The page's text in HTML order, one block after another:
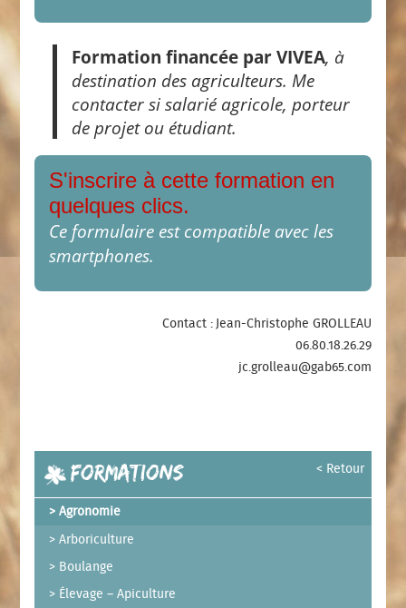
Formation financée par VIVEA, à
destination des agriculteurs. Me
contacter si salarié agricole, porteur
de projet ou étudiant.
S'inscrire à cette formation en
quelques clics.
Ce formulaire est compatible avec les
smartphones.
Contact : Jean-Christophe GROLLEAU
06.80.18.26.29
jc.grolleau@gab65.com
< Retour
Formations
Agronomie
Arboriculture
Boulange
Élevage – Apiculture